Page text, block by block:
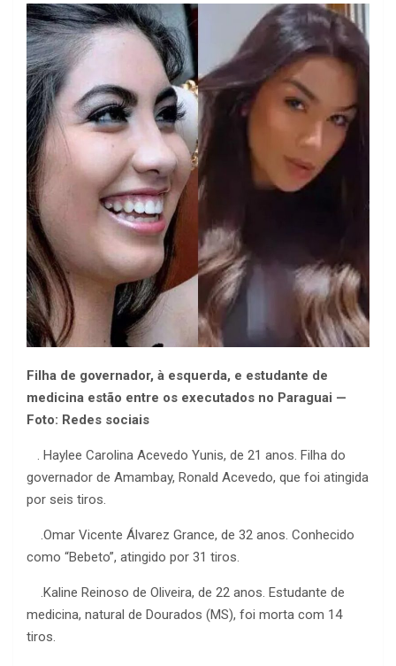
Filha de governador, à esquerda, e estudante de
medicina estão entre os executados no Paraguai —
Foto: Redes sociais
. Haylee Carolina Acevedo Yunis, de 21 anos. Filha do
governador de Amambay, Ronald Acevedo, que foi atingida
por seis tiros.
.Omar Vicente Álvarez Grance, de 32 anos. Conhecido
como “Bebeto”, atingido por 31 tiros.
.Kaline Reinoso de Oliveira, de 22 anos. Estudante de
medicina, natural de Dourados (MS), foi morta com 14
tiros.